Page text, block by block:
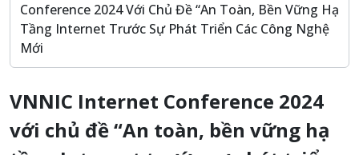
Conference 2024 Với Chủ Đề “An Toàn, Bền Vững Hạ
Tầng Internet Trước Sự Phát Triển Các Công Nghệ
Mới
VNNIC Internet Conference 2024
với chủ đề “An toàn, bền vững hạ